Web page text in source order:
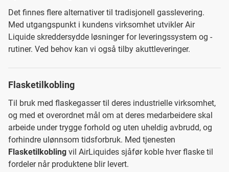
Det finnes flere alternativer til tradisjonell gasslevering.
Med utgangspunkt i kundens virksomhet utvikler Air
Liquide skreddersydde løsninger for leveringssystem og -
rutiner. Ved behov kan vi også tilby akuttleveringer.
Flasketilkobling
Til bruk med flaskegasser til deres industrielle virksomhet,
og med et overordnet mål om at deres medarbeidere skal
arbeide under trygge forhold og uten uheldig avbrudd, og
forhindre ulønnsom tidsforbruk. Med tjenesten
Flasketilkobling vil AirLiquides sjåfør koble hver flaske til
fordeler når produktene blir levert.